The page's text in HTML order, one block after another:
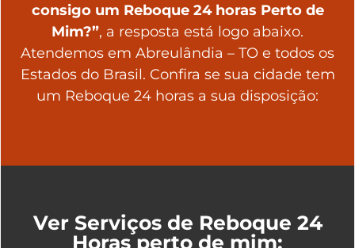
consigo um Reboque 24 horas Perto de
Mim?”, a resposta está logo abaixo.
Atendemos em Abreulândia – TO e todos os
Estados do Brasil. Confira se sua cidade tem
um Reboque 24 horas a sua disposição:
Ver Serviços de Reboque 24
Horas perto de mim: